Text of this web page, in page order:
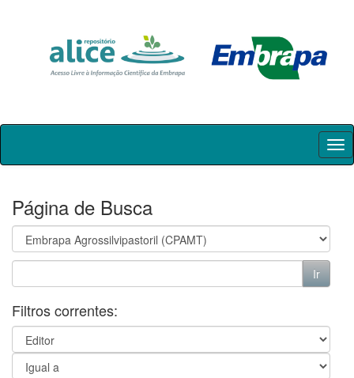
Skip
Página de Busca
Filtros correntes: